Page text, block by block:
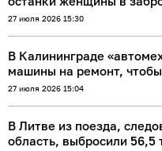
27 июля 2026 15:30
В Калининграде
машины на ремонт,
27 июля 2026 15:04
В Литве из поезда,
область, выбросили 56,5